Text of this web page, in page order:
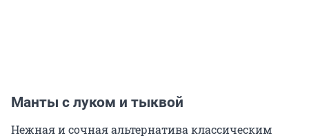
Манты с луком и тыквой
Нежная и сочная альтернатива классическим